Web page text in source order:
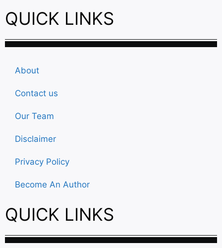
QUICK LINKS
About
Contact us
Our Team
Disclaimer
Privacy Policy
Become An Author
QUICK LINKS